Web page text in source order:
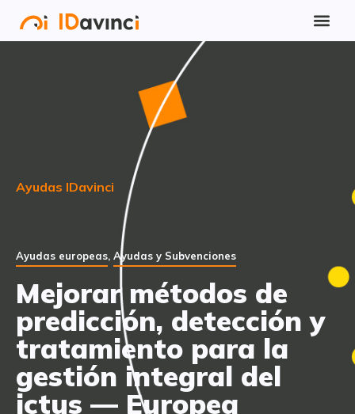
Ayudas IDavinci
Ayudas europeas, Ayudas y Subvenciones
Mejorar métodos de
predicción, detección y
tratamiento para la
gestión integral del
ictus — Europea